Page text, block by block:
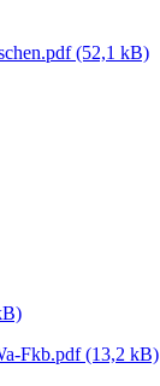
(52,1 kB)
Fkb.pdf(13,2 kB)